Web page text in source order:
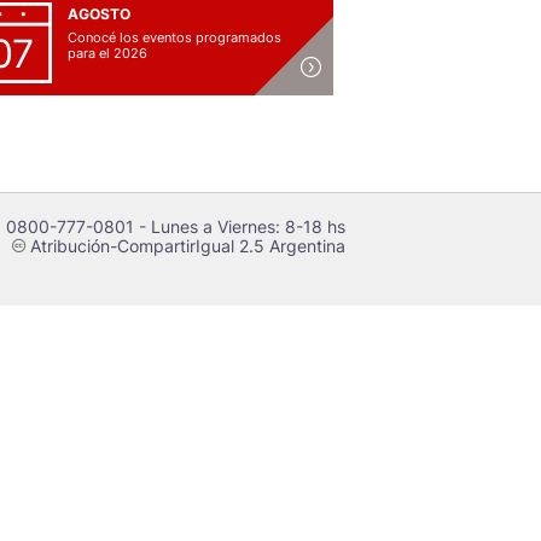
AGOSTO
Conocé los eventos programados
para el 2026
0800-777-0801 - Lunes a Viernes: 8-18 hs
cAtribución-CompartirIgual 2.5 Argentina